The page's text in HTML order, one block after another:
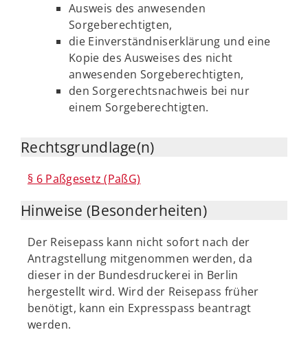
Ausweis des anwesenden
Sorgeberechtigten,
die Einverständniserklärung und eine
Kopie des Ausweises des nicht
anwesenden Sorgeberechtigten,
den Sorgerechtsnachweis bei nur
einem Sorgeberechtigten.
Rechtsgrundlage(n)
§ 6 Paßgesetz (PaßG)
Hinweise (Besonderheiten)
Der Reisepass kann nicht sofort nach der
Antragstellung mitgenommen werden, da
dieser in der Bundesdruckerei in Berlin
hergestellt wird. Wird der Reisepass früher
benötigt, kann ein Expresspass beantragt
werden.